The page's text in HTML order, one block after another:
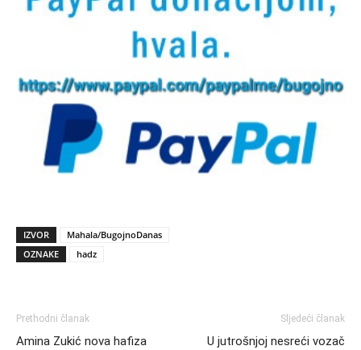
IZVOR
Mahala/BugojnoDanas
OZNAKE
hadz
Prethodni članak
Amina Zukić nova hafiza
Sljedeći članak
U jutrošnjoj nesreći vozač